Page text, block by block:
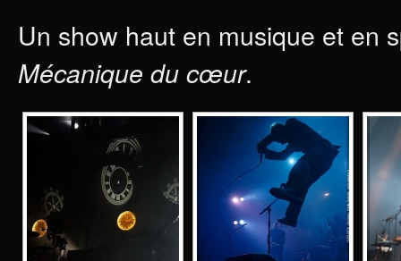
Un show haut en musique et en
Mécanique du cœur.